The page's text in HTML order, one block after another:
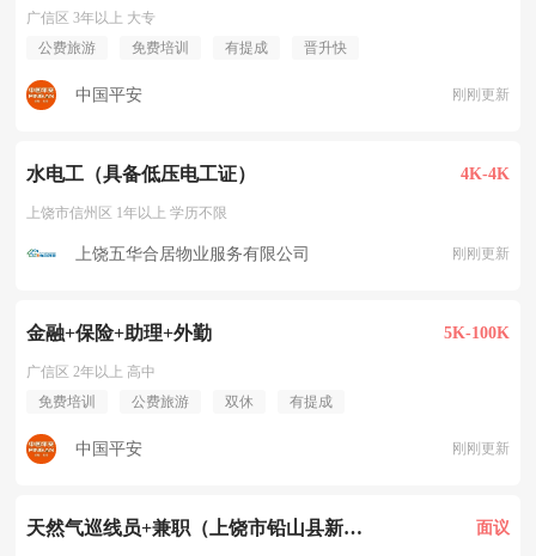
广信区 3年以上 大专
公费旅游
免费培训 有提成 晋升快
中国平安 刚刚更新
水电工（具备低压电工证） 4K-4K
上饶市信州区 1年以上 学历不限
上饶五华合居物业服务有限公司 刚刚更新
金融+保险+助理+外勤 5K-100K
广信区 2年以上 高中
免费培训
公费旅游 双休 有提成
中国平安 刚刚更新
天然气巡线员+兼职（上饶市铅山县新滩乡杨家村） 面议